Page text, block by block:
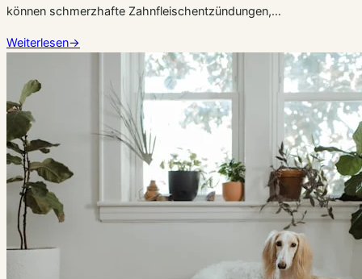
können schmerzhafte Zahnfleischentzündungen,…
Weiterlesen→